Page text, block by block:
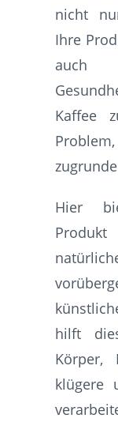
nicht
Ihre
auch
Kaffee
Hier
hilft
Körper,
klügere